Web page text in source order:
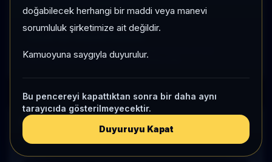
doğabilecek herhangi bir maddi veya manevi
sorumluluk şirketimize ait değildir.
Kamuoyuna saygıyla duyurulur.
Bu pencereyi kapattıktan sonra bir daha aynı
tarayıcıda gösterilmeyecektir.
Duyuruyu Kapat
Güçlü Sat Sinyalli Hisseler
En zayıf teknik görünümdeki hisseleri koruma amaçlı
filtreleyip yüksek oynaklık riskini takip edin.
Hisse Sorgu Açılış Sayfaları
Marka dışı sorgular için hazırlanan hisse liste sayfaları: